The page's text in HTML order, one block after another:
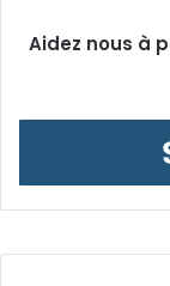
Aidez nous à